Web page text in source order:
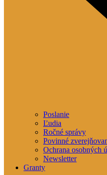
Poslanie
Ľudia
Ročné správy
Povinné
Ochrana osobných
Newsletter
Granty